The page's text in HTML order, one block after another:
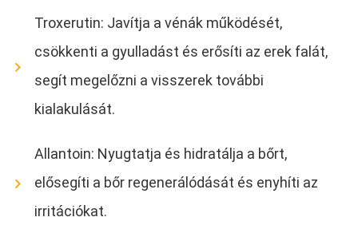
Troxerutin: Javítja a vénák működését,
csökkenti a gyulladást és erősíti az erek falát,
segít megelőzni a visszerek további
kialakulását.
Allantoin: Nyugtatja és hidratálja a bőrt,
elősegíti a bőr regenerálódását és enyhíti az
irritációkat.